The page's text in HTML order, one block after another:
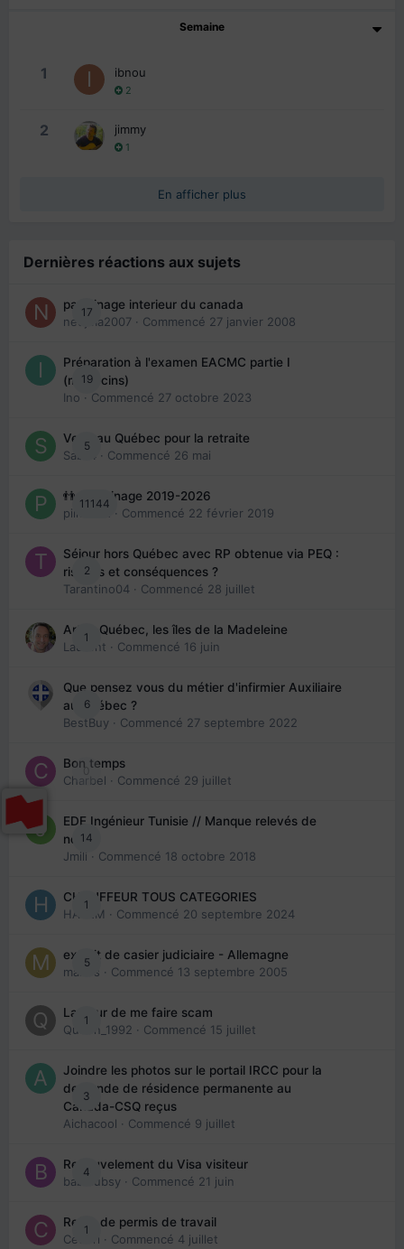
Semaine
1 ibnou
2
2 jimmy
1
En afficher plus
Dernières réactions aux sujets
17
parrainage interieur du canada
nedjma2007 · Commencé 27 janvier 2008
19
Préparation à l'examen EACMC partie I
(médecins)
Ino · Commencé 27 octobre 2023
5
Venir au Québec pour la retraite
Sab74
· Commencé 26 mai
11144
👬 Parrainage 2019-2026
piinoush
· Commencé 22 février 2019
2
Séjour hors Québec avec RP obtenue via PEQ :
risques et conséquences ?
Tarantino04 · Commencé 28 juillet
1
Arte : Québec, les îles de la Madeleine
Laurent · Commencé 16 juin
6
Que pensez vous du métier d'infirmier Auxiliaire
au Québec ?
BestBuy · Commencé 27 septembre 2022
0
Bon temps
Charbel · Commencé 29 juillet
14
EDE Ingénieur Tunisie // Manque relevés de
note
Jmili · Commencé 18 octobre 2018
1
CHAUFFEUR TOUS CATEGORIES
HAZEM · Commencé 20 septembre 2024
5
extrait de casier judiciaire - Allemagne
maries · Commencé 13 septembre 2005
1
La peur de me faire scam
Queen_1992 · Commencé 15 juillet
3
Joindre les photos sur le portail IRCC pour la
demande de résidence permanente au
Canada-CSQ reçus
Aichacool · Commencé 9 juillet
4
Renouvelement du Visa visiteur
babibubsy · Commencé 21 juin
1
Refus de permis de travail
Cedbri · Commencé 4 juillet